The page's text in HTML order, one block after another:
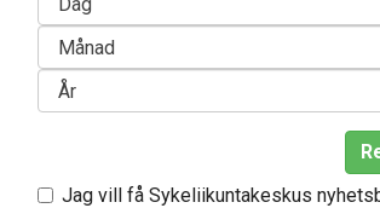
Jag vill få Sykeliikuntakeskus